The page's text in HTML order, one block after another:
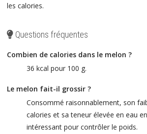
les calories.
Questions fréquentes
Combien de calories dans le melon ?
36 kcal pour 100 g.
Le melon fait-il grossir ?
Consommé raisonnablement, son
calories et sa teneur élevée en eau
intéressant pour contrôler le poids.